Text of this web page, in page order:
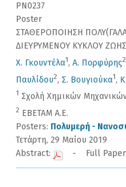
PN0237
Poster
ΣΤΑΘΕΡΟΠΟΙΗΣΗ
ΔΙΕΥΡΥΜΕΝΟΥ ΚΥΚΛΟΥ ΖΩΗΣ
Χ. Γκουντέλα1, Α. Πορφύρης2
Παυλίδου2, Σ. Βουγιούκα1,
1 Σχολή Χημικών
2 ΕΒΕΤΑΜ Α.Ε.
Posters: Πολυμερή -
Τετάρτη, 29 Μαίου 2019
Abstract:
- Full